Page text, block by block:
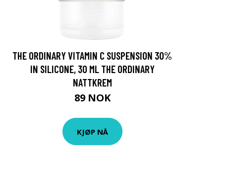
THE ORDINARY VITAMIN C SUSPENSION 30%
IN SILICONE, 30 ML THE ORDINARY
NATTKREM
89 NOK
KJØP NÅ